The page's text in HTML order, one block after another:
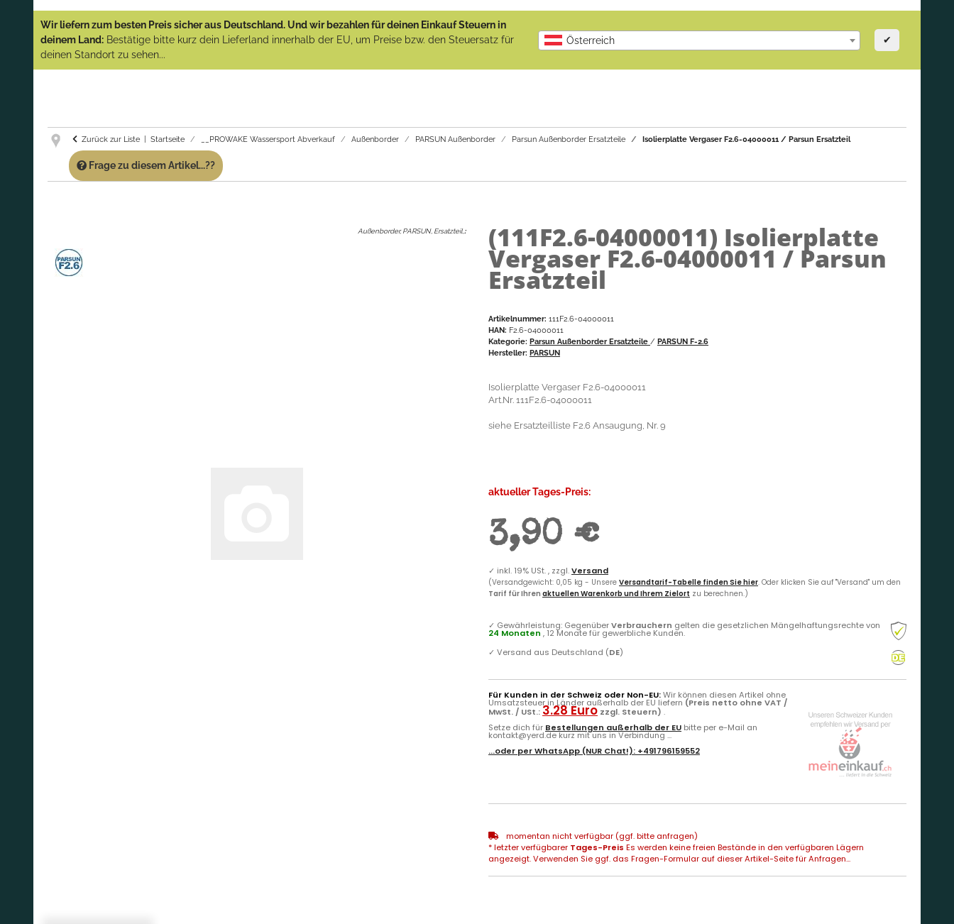
(Abverkauf)!
GARANTIE UND SERVICE:
Artikeln einfach an!
Wir liefern zum besten Preis sicher aus Deutschland. Und wir bezahlen für deinen Einkauf Steuern in
deinem Land: Bestätige bitte kurz dein Lieferland innerhalb der EU, um Preise bzw. den Steuersatz für
deinen Standort zu sehen...
Österreich ✔
Zurück zur Liste Startseite __PROWAKE Wassersport Abverkauf Außenborder PARSUN Außenborder Parsun Außenborder Ersatzteile Isolierplatte Vergaser F2.6-04000011 / Parsun Ersatzteil
Frage zu diesem Artikel...??
Außenborder, PARSUN, Ersatzteil, : (111F2.6-04000011) Isolierplatte
Vergaser F2.6-04000011 / Parsun
Ersatzteil
Artikelnummer: 111F2.6-04000011
HAN: F2.6-04000011
Kategorie: Parsun Außenborder Ersatzteile / PARSUN F-2.6
Hersteller: PARSUN
Isolierplatte Vergaser F2.6-04000011
Art.Nr. 111F2.6-04000011
siehe Ersatzteilliste F2.6 Ansaugung, Nr. 9
aktueller Tages-Preis:
3,90 €
✓ inkl. 19% USt. , zzgl.Versand
(Versandgewicht: 0,05 kg - Unsere Versandtarif-Tabelle finden Sie hier. Oder klicken Sie auf "Versand" um den
Tarif für Ihren aktuellen Warenkorb und Ihrem Zielort zu berechnen.)
✓ Gewährleistung: GegenüberVerbrauchern gelten die gesetzlichen Mängelhaftungsrechte von
24 Monaten , 12 Monate für gewerbliche Kunden.
✓ Versand aus Deutschland (DE)
Für Kunden in der Schweiz oder Non-EU:Wir können diesen Artikel ohne
Umsatzsteuer in Länder außerhalb der EU liefern (Preis netto ohne VAT /
MwSt. / USt.: 3.28 Euro zzgl. Steuern) .
Setze dich für Bestellungen außerhalb der EU bitte per e-Mail an
kontakt@yerd.de kurz mit uns in Verbindung ...
...oder perWhatsApp (NUR Chat!): +491796159552
momentan nicht verfügbar (ggf. bitte anfragen)
* letzter verfügbarer Tages-Preis Es werden keine freien Bestände in den verfügbaren Lägern
angezeigt. Verwenden Sie ggf. das Fragen-Formular auf dieser Artikel-Seite für Anfragen...